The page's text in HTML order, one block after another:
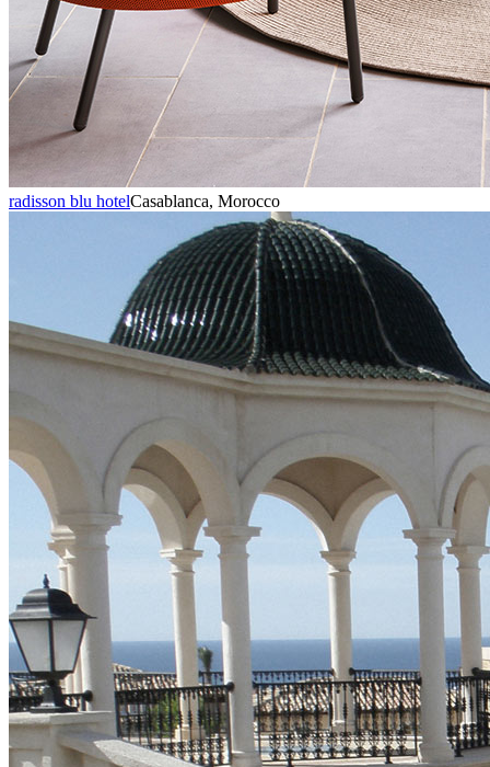
radisson blu hotelCasablanca, Morocco